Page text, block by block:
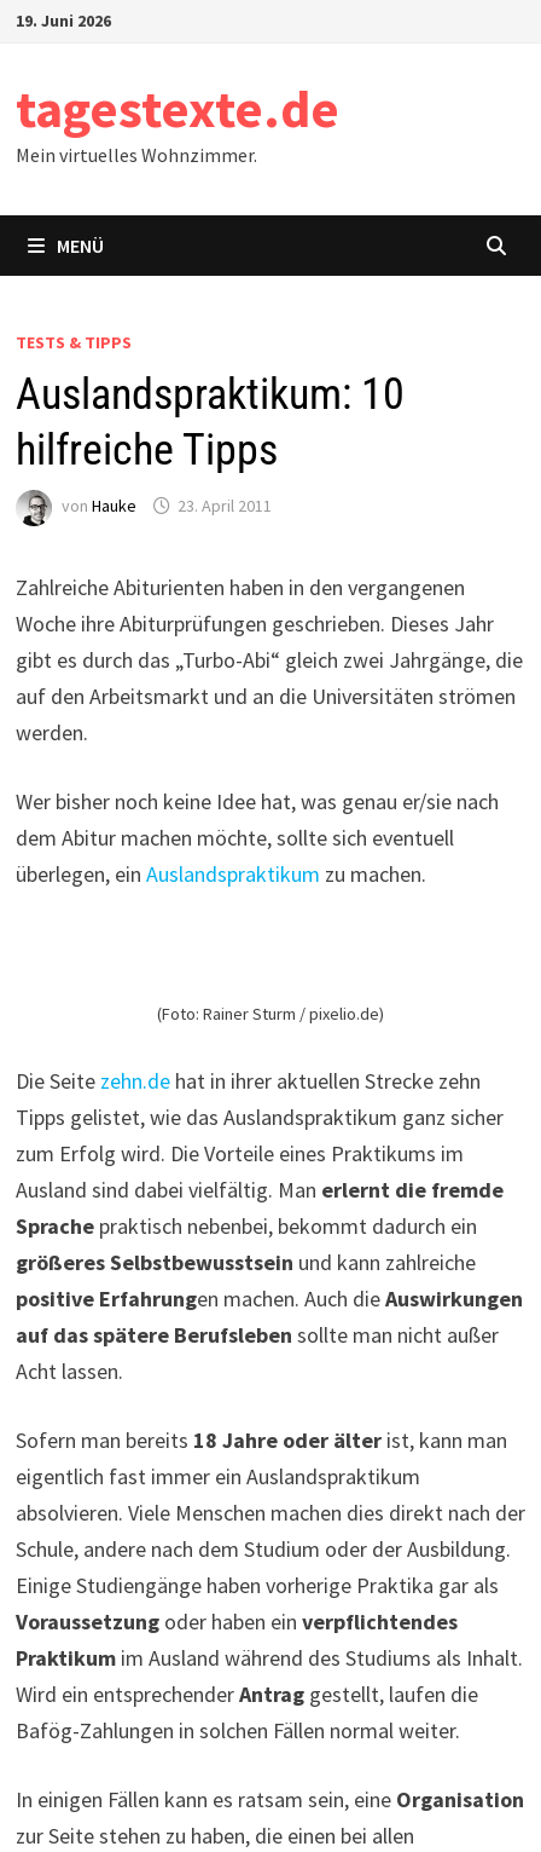
Zum19. Juni 2026
tagestexte.de
Mein virtuelles Wohnzimmer.
MENÜ
TESTS & TIPPS
Auslandspraktikum: 10
hilfreiche Tipps
von Hauke 23. April 2011
Zahlreiche Abiturienten haben in den vergangenen
Woche ihre Abiturprüfungen geschrieben. Dieses Jahr
gibt es durch das „Turbo-Abi“ gleich zwei Jahrgänge, die
auf den Arbeitsmarkt und an die Universitäten strömen
werden.
Wer bisher noch keine Idee hat, was genau er/sie nach
dem Abitur machen möchte, sollte sich eventuell
überlegen, ein Auslandspraktikum zu machen.
(Foto: Rainer Sturm / pixelio.de)
Die Seite zehn.dehat in ihrer aktuellen Strecke zehn
Tipps gelistet, wie das Auslandspraktikum ganz sicher
zum Erfolg wird. Die Vorteile eines Praktikums im
Ausland sind dabei vielfältig. Man erlernt die fremde
Sprachepraktisch nebenbei, bekommt dadurch ein
größeres Selbstbewusstsein und kann zahlreiche
positive Erfahrungen machen. Auch dieAuswirkungen
auf das spätere Berufsleben sollte man nicht außer
Acht lassen.
Sofern man bereits 18 Jahre oder älterist, kann man
eigentlich fast immer ein Auslandspraktikum
absolvieren. Viele Menschen machen dies direkt nach der
Schule, andere nach dem Studium oder der Ausbildung.
Einige Studiengänge haben vorherige Praktika gar als
Voraussetzungoder haben ein verpflichtendes
Praktikumim Ausland während des Studiums als Inhalt.
Wird ein entsprechenderAntrag gestellt, laufen die
Bafög-Zahlungen in solchen Fällen normal weiter.
In einigen Fällen kann es ratsam sein, eine Organisation
zur Seite stehen zu haben, die einen bei allen